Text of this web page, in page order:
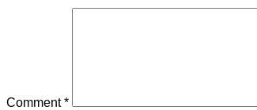
Comment*